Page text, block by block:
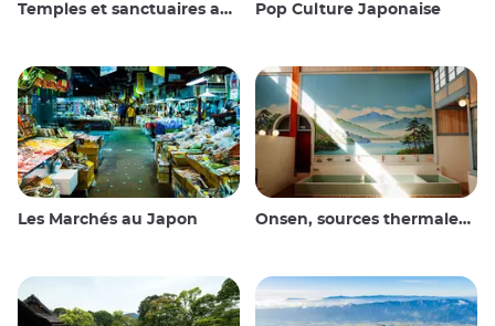
Temples et sanctuaires au Japon Pop Culture Japonaise
Les Marchés au Japon Onsen, sources thermales et bains publics